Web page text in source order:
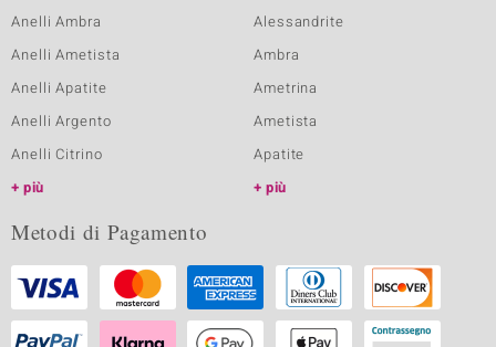
Anelli Ambra
Anelli Ametista
Anelli Apatite
Anelli Argento
Anelli Citrino
più
Alessandrite
Ambra
Ametrina
Ametista
Apatite
più
Metodi di Pagamento